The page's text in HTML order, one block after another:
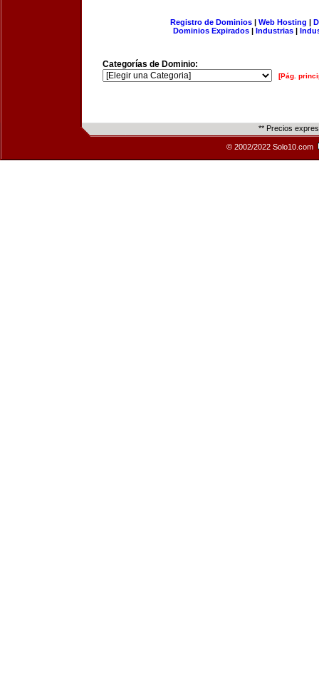
Registro de Dominios| Web Hosting |
Dominios Expirados | Industrias |
Categorías de Dominio:
[Pág.
** Precios
© 2002/2022 Solo10.com